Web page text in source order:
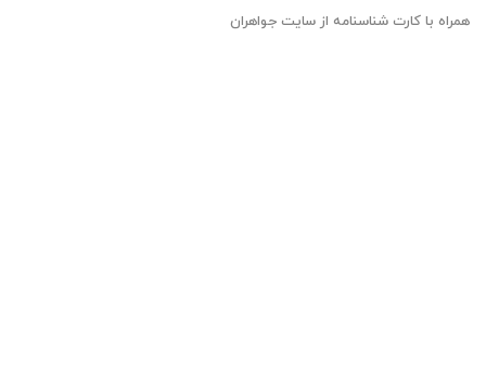
همراه با کارت شناسنامه از سایت جواهران